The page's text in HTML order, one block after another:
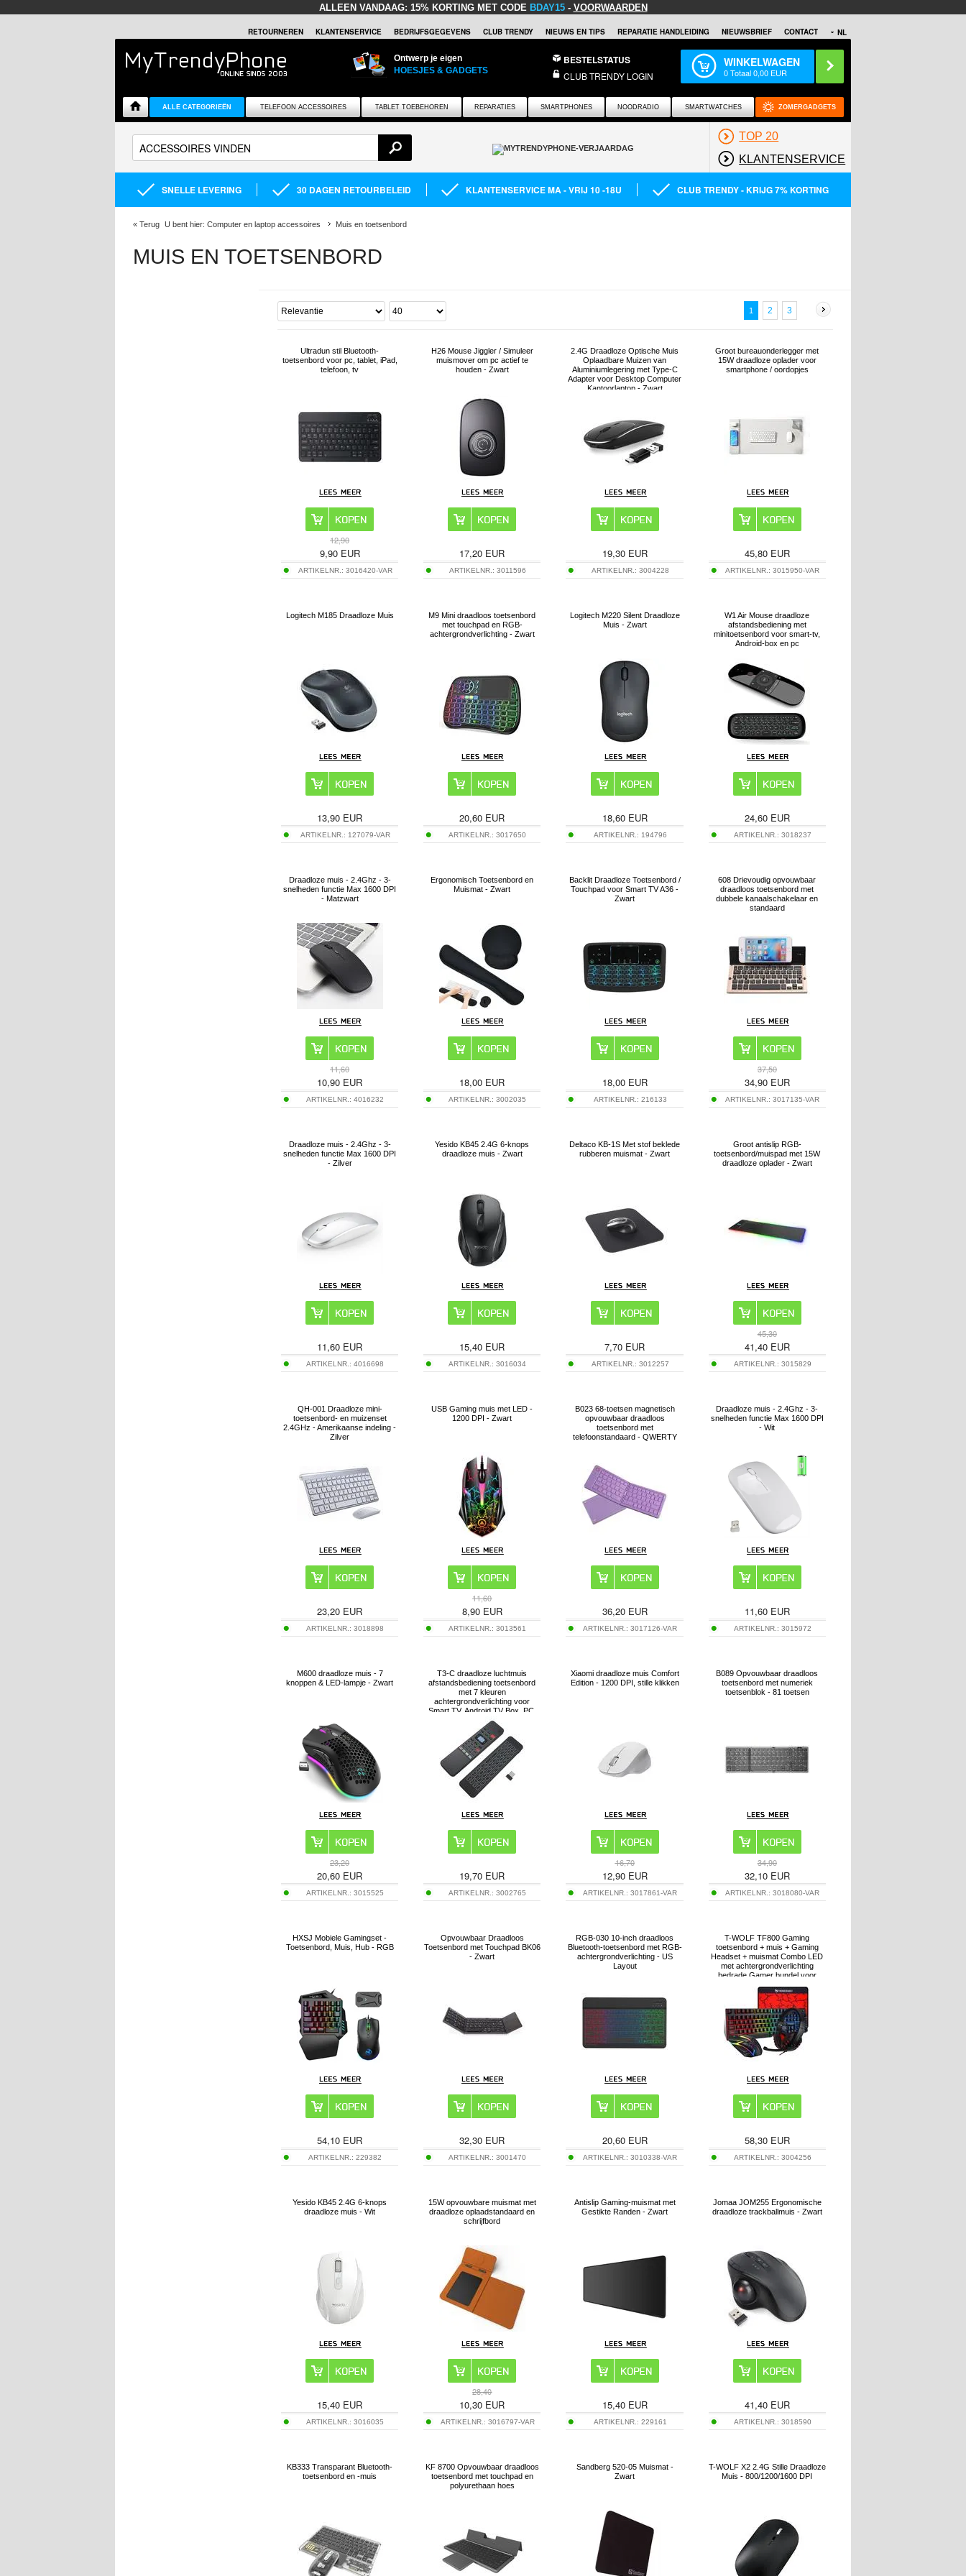
ALLEEN VANDAAG: 15% KORTING MET CODE BDAY15- VOORWAARDEN
NL
RETOURNEREN KLANTENSERVICE BEDRIJFSGEGEVENS CLUB TRENDY NIEUWS EN TIPS REPARATIE HANDLEIDING NIEUWSBRIEF CONTACT
Ontwerp je eigen
HOESJES & GADGETS
BESTELSTATUS
CLUB TRENDY LOGIN
WINKELWAGEN
0Totaal0,00 EUR
ALLE CATEGORIEËN TELEFOON ACCESSOIRES TABLET TOEBEHOREN REPARATIES SMARTPHONES NOODRADIO SMARTWATCHES ZOMERGADGETS
TOP 20
KLANTENSERVICE
SNELLE LEVERING 30 DAGEN RETOURBELEID KLANTENSERVICE MA - VRIJ 10 -18U CLUB TRENDY - KRIJG 7% KORTING
« Terug U bent hier: Computer en laptop accessoires Muis en toetsenbord
MUIS EN TOETSENBORD
1 2 3
Ultradun stil Bluetooth-
toetsenbord voor pc, tablet, iPad,
telefoon, tv
12,90
9,90EUR
ARTIKELNR.: 3016420-VAR
H26 Mouse Jiggler / Simuleer
muismover om pc actief te
houden - Zwart
17,20 EUR
ARTIKELNR.: 3011596
2.4G Draadloze Optische Muis
Oplaadbare Muizen van
Aluminiumlegering met Type-C
Adapter voor Desktop Computer
Kantoorlaptop - Zwart
19,30EUR
ARTIKELNR.: 3004228
Groot bureauonderlegger met
15W draadloze oplader voor
smartphone / oordopjes
45,80EUR
ARTIKELNR.:3015950-VAR
Logitech M185 Draadloze Muis
13,90 EUR
ARTIKELNR.: 127079-VAR
M9 Mini draadloos toetsenbord
met touchpad en RGB-
achtergrondverlichting - Zwart
20,60 EUR
ARTIKELNR.:3017650
Logitech M220 Silent Draadloze
Muis - Zwart
18,60EUR
ARTIKELNR.: 194796
W1 Air Mouse draadloze
afstandsbediening met
minitoetsenbord voor smart-tv,
Android-box en pc
24,60EUR
ARTIKELNR.: 3018237
Draadloze muis - 2.4Ghz - 3-
snelheden functie Max 1600 DPI
- Matzwart
11,60
10,90 EUR
ARTIKELNR.:4016232
Ergonomisch Toetsenbord en
Muismat - Zwart
18,00 EUR
ARTIKELNR.:3002035
Backlit Draadloze Toetsenbord /
Touchpad voor Smart TV A36 -
Zwart
18,00EUR
ARTIKELNR.: 216133
608 Drievoudig opvouwbaar
draadloos toetsenbord met
dubbele kanaalschakelaar en
standaard
37,50
34,90EUR
ARTIKELNR.:3017135-VAR
Draadloze muis - 2.4Ghz - 3-
snelheden functie Max 1600 DPI
- Zilver
11,60 EUR
ARTIKELNR.:4016698
Yesido KB45 2.4G 6-knops
draadloze muis - Zwart
15,40 EUR
ARTIKELNR.:3016034
Deltaco KB-1S Met stof beklede
rubberen muismat - Zwart
7,70 EUR
ARTIKELNR.: 3012257
Groot antislip RGB-
toetsenbord/muispad met 15W
draadloze oplader - Zwart
45,30
41,40EUR
ARTIKELNR.: 3015829
QH-001 Draadloze mini-
toetsenbord- en muizenset
2.4GHz - Amerikaanse indeling -
Zilver
23,20 EUR
ARTIKELNR.:3018898
USB Gaming muis met LED -
1200 DPI - Zwart
11,60
8,90EUR
ARTIKELNR.:3013561
B023 68-toetsen magnetisch
opvouwbaar draadloos
toetsenbord met
telefoonstandaard - QWERTY
36,20EUR
ARTIKELNR.:3017126-VAR
Draadloze muis - 2.4Ghz - 3-
snelheden functie Max 1600 DPI
- Wit
11,60EUR
ARTIKELNR.: 3015972
M600 draadloze muis - 7
knoppen & LED-lampje - Zwart
23,20
20,60 EUR
ARTIKELNR.:3015525
T3-C draadloze luchtmuis
afstandsbediening toetsenbord
met 7 kleuren
achtergrondverlichting voor
Smart TV, Android TV Box, PC,
HTPC
19,70 EUR
ARTIKELNR.:3002765
Xiaomi draadloze muis Comfort
Edition - 1200 DPI, stille klikken
16,70
12,90EUR
ARTIKELNR.:3017861-VAR
B089 Opvouwbaar draadloos
toetsenbord met numeriek
toetsenblok - 81 toetsen
34,90
32,10EUR
ARTIKELNR.:3018080-VAR
HXSJ Mobiele Gamingset -
Toetsenbord, Muis, Hub - RGB
54,10 EUR
ARTIKELNR.:229382
Opvouwbaar Draadloos
Toetsenbord met Touchpad BK06
- Zwart
32,30 EUR
ARTIKELNR.:3001470
RGB-030 10-inch draadloos
Bluetooth-toetsenbord met RGB-
achtergrondverlichting - US
Layout
20,60EUR
ARTIKELNR.:3010338-VAR
T-WOLF TF800 Gaming
toetsenbord + muis + Gaming
Headset + muismat Combo LED
met achtergrondverlichting
bedrade Gamer bundel voor
58,30EUR
ARTIKELNR.: 3004256
Yesido KB45 2.4G 6-knops
draadloze muis - Wit
15,40 EUR
ARTIKELNR.:3016035
15W opvouwbare muismat met
draadloze oplaadstandaard en
schrijfbord
28,40
10,30 EUR
ARTIKELNR.: 3016797-VAR
Antislip Gaming-muismat met
Gestikte Randen - Zwart
15,40EUR
ARTIKELNR.: 229161
Jomaa JOM255 Ergonomische
draadloze trackballmuis - Zwart
41,40EUR
ARTIKELNR.: 3018590
KB333 Transparant Bluetooth-
toetsenbord en -muis
KF 8700 Opvouwbaar draadloos
toetsenbord met touchpad en
polyurethaan hoes
Sandberg 520-05 Muismat -
Zwart
T-WOLF X2 2.4G Stille Draadloze
Muis - 800/1200/1600 DPI